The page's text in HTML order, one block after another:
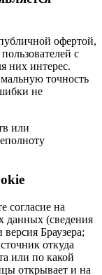
офертой,
с
них интерес.
точность
не
или
согласие на
данных (сведения
Браузера;
откуда
или по какой
открывает и на